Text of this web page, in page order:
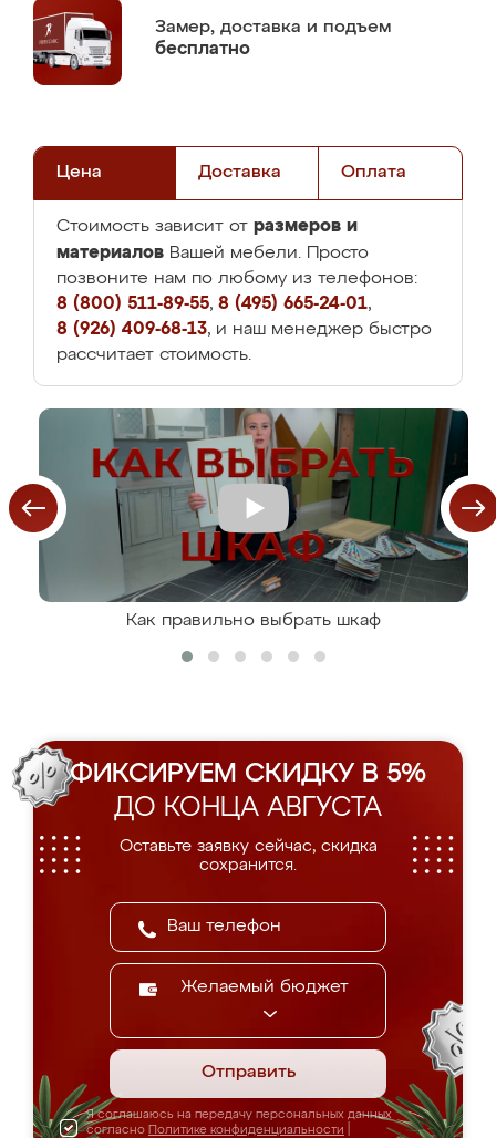
Замер, доставка и подъем
бесплатно
Цена Доставка Оплата
Стоимость зависит от размеров и
материалов Вашей мебели. Просто
позвоните нам по любому из телефонов:
8 (800) 511-89-55, 8 (495) 665-24-01,
8 (926) 409-68-13, и наш менеджер быстро
рассчитает стоимость.
Как правильно выбрать шкаф
ФИКСИРУЕМ СКИДКУ В 5%
ДО КОНЦА АВГУСТА
Оставьте заявку сейчас, скидка
сохранится.
Желаемый бюджет
Отправить
Я соглашаюсь на передачу персональных данных
согласно Политике конфиденциальности